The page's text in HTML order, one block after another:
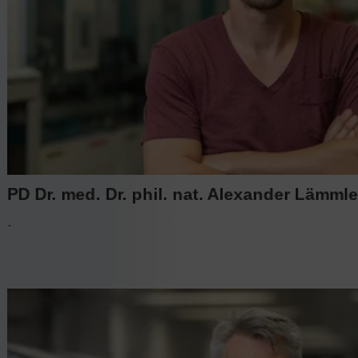
PD Dr. med. Dr. phil. nat. Alexander Lämmle